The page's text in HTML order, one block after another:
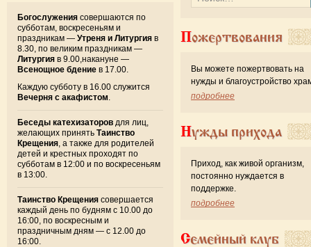
Богослужения совершаются по
субботам, воскресеньям и
праздникам — Утреня и Литургия в
8.30, по великим праздникам —
Литургия в 9.00,накануне —
Всенощное бдение в 17.00.
Каждую субботу в 16.00 служится
Вечерня с акафистом
Беседы катехизаторов для лиц,
желающих принять Таинство
Крещения , а также для родителей
детей и крестных проходят по
субботам в 12:00 и по воскресеньям
в 13:00.
Таинство Крещения совершается
каждый день по будням с 10.00 до
16:00, по воскресным и
праздничным дням — с 12.00 до
16:00.
Пожертвования
Вы можете пожертвовать на
нужды и благоустройство
подробнее
Нужды прихода
Приход, как живой организм,
постоянно нуждается в
поддержке.
подробнее
Семейный клуб